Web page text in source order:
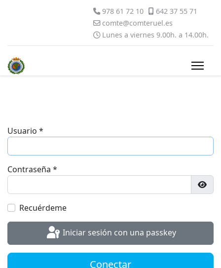
978 61 72 10
642 37 55 71
comte@comteruel.es
Lunes a viernes 9.00h. a 14.00h.
Usuario *
Contraseña *
Recuérdeme
Iniciar sesión con una passkey
Conectar